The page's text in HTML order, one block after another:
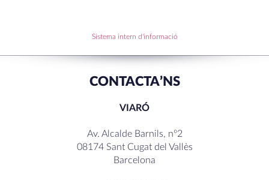
RECENT COMMENTS
Sistema intern d'informació
CONTACTA’NS
VIARÓ
Av. Alcalde Barnils, nº2
08174 Sant Cugat del Vallès
Barcelona